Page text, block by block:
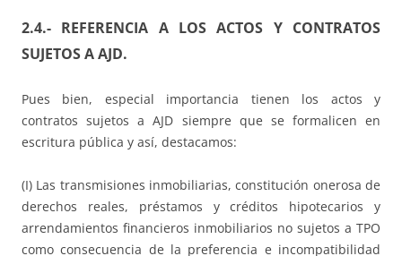
2.4.- REFERENCIA A LOS ACTOS Y CONTRATOS
SUJETOS A AJD.
Pues bien, especial importancia tienen los actos y
contratos sujetos a AJD siempre que se formalicen en
escritura pública y así, destacamos:
(I) Las transmisiones inmobiliarias, constitución onerosa de
derechos reales, préstamos y créditos hipotecarios y
arrendamientos financieros inmobiliarios no sujetos a TPO
como consecuencia de la preferencia e incompatibilidad